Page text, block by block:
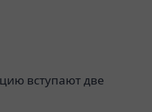
вступают две